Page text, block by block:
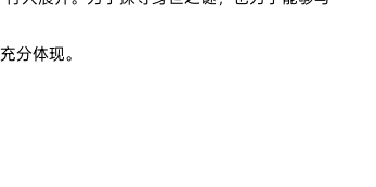
分体现。